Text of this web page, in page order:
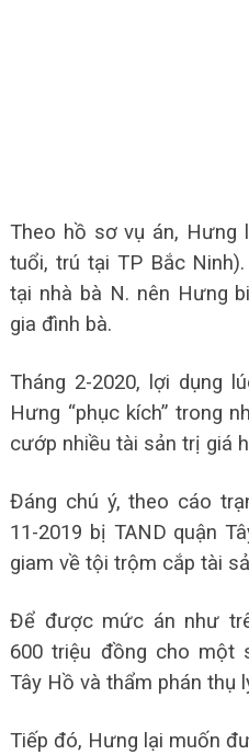
Theo hồ sơ vụ án, Hưng
tuổi, trú tại TP Bắc
tại nhà bà N. nên Hưng
gia đình bà.
Tháng 2-2020, lợi dụng
Hưng “phục kích” trong
cướp nhiều tài sản trị giá
Đáng chú ý, theo cáo
11-2019 bị TAND quận
giam về tội trộm cắp tài
Để được mức án như
600 triệu đồng cho một
Tây Hồ và thẩm phán thụ
Tiếp đó, Hưng lại muốn